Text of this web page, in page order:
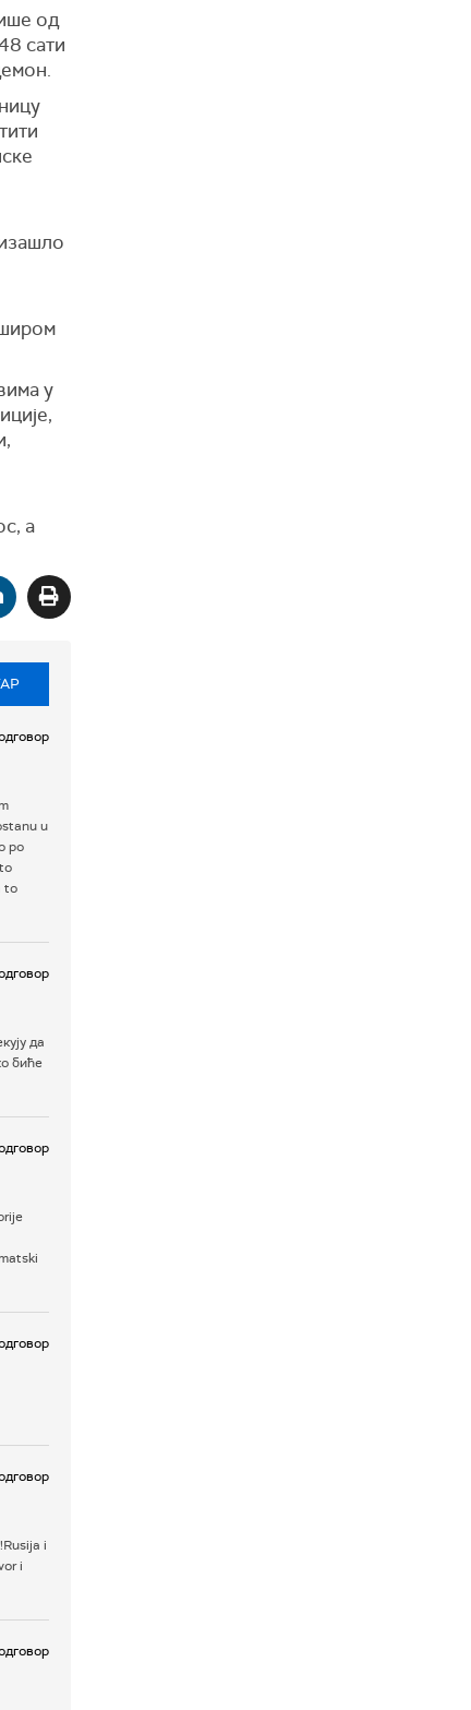
од
сати
у
а
u
po
to
да
биће
i
i